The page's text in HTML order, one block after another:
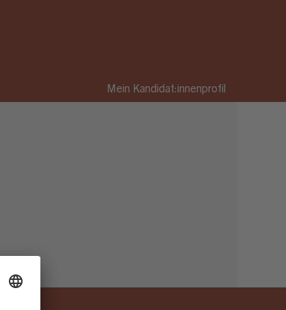
Mein Kandidat:innenprofil